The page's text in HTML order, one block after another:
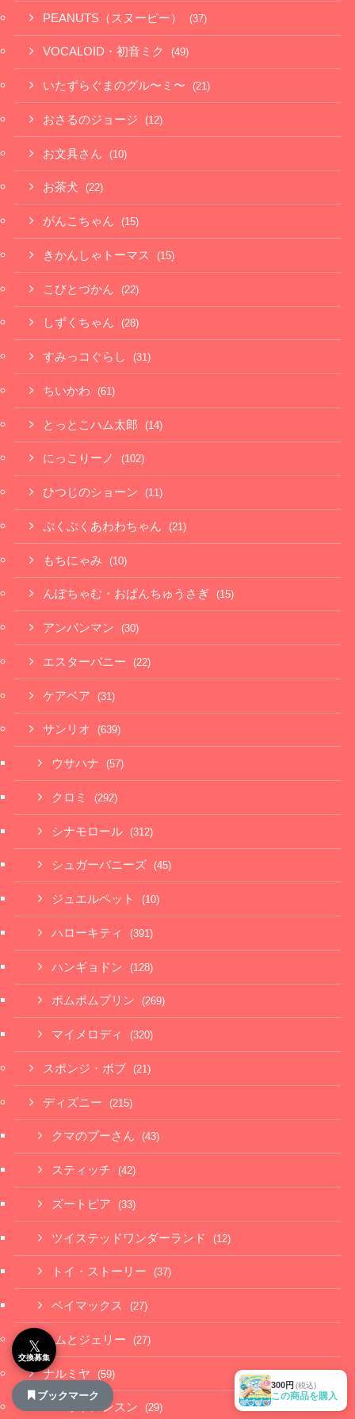
300円 (税込)
この商品を購入
PEANUTS（スヌーピー） (37)
VOCALOID・初音ミク (49)
いたずらぐまのグル〜ミ〜 (21)
おさるのジョージ (12)
お文具さん (10)
お茶犬 (22)
がんこちゃん (15)
きかんしゃトーマス (15)
こびとづかん (22)
しずくちゃん (28)
すみっコぐらし (31)
ちいかわ (61)
とっとこハム太郎 (14)
にっこりーノ (102)
ひつじのショーン (11)
ぷくぷくあわわちゃん (21)
もちにゃみ (10)
んぽちゃむ・おぱんちゅうさぎ (15)
アンパンマン (30)
エスターバニー (22)
ケアベア (31)
サンリオ (639)
ウサハナ (57)
クロミ (292)
シナモロール (312)
シュガーバニーズ (45)
ジュエルペット (10)
ハローキティ (391)
ハンギョドン (128)
ポムポムプリン (269)
マイメロディ (320)
スポンジ・ボブ (21)
ディズニー (215)
クマのプーさん (43)
スティッチ (42)
ズートピア (33)
ツイステッドワンダーランド (12)
トイ・ストーリー (37)
ベイマックス (27)
トムとジェリー (27)
ナルミヤ (59)
パペットスンスン (29)
𝕏
交換募集
ブックマーク